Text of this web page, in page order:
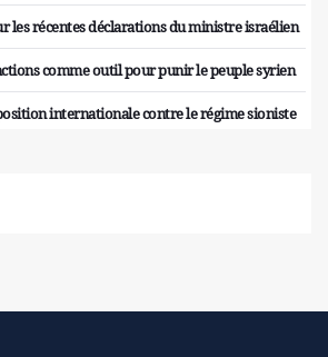
les récentes déclarations du ministre israélien
comme outil pour punir le peuple syrien
internationale contre le régime sioniste